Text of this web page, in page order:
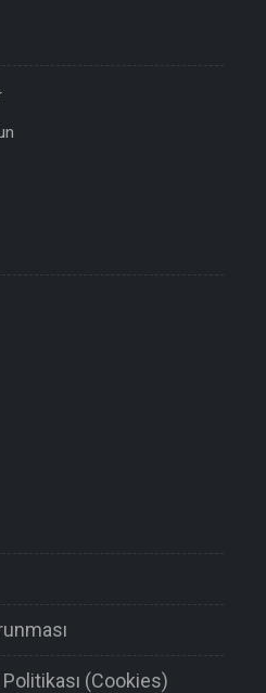
(Cookies)